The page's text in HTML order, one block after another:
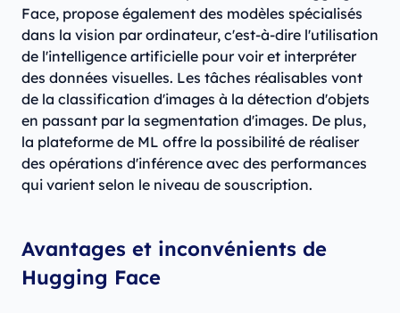
Face, propose également des modèles spécialisés
dans la vision par ordinateur, c'est-à-dire l'utilisation
de l'intelligence artificielle pour voir et interpréter
des données visuelles. Les tâches réalisables vont
de la classification d'images à la détection d'objets
en passant par la segmentation d'images. De plus,
la plateforme de ML offre la possibilité de réaliser
des opérations d'inférence avec des performances
qui varient selon le niveau de souscription.
Avantages et inconvénients de
Hugging Face